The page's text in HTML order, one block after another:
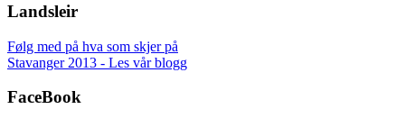
Landsleir
Følg med på hva som skjer på
Stavanger 2013 - Les vår blogg
FaceBook